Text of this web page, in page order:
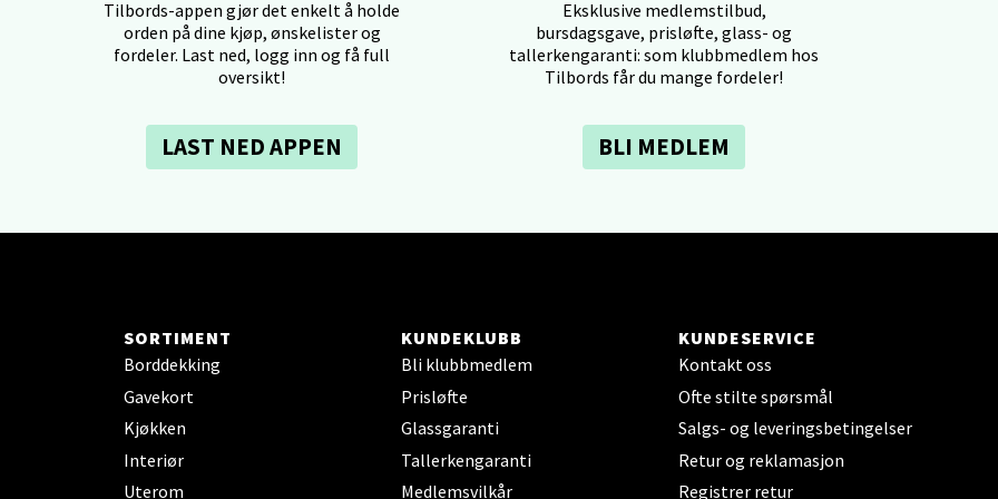
Tilbords-appen gjør det enkelt å holde
orden på dine kjøp, ønskelister og
fordeler. Last ned, logg inn og få full
oversikt!
LAST NED APPEN
Eksklusive medlemstilbud,
bursdagsgave, prisløfte, glass- og
tallerkengaranti: som klubbmedlem hos
Tilbords får du mange fordeler!
BLI MEDLEM
SORTIMENT
Borddekking
Gavekort
Kjøkken
Interiør
Uterom
KUNDEKLUBB
Bli klubbmedlem
Prisløfte
Glassgaranti
Tallerkengaranti
Medlemsvilkår
KUNDESERVICE
Kontakt oss
Ofte stilte spørsmål
Salgs- og leveringsbetingelser
Retur og reklamasjon
Registrer retur
- Sirkus Shopping
Senter Ski
Velg
- Sortland Storsenter
26, 8400 Sortland